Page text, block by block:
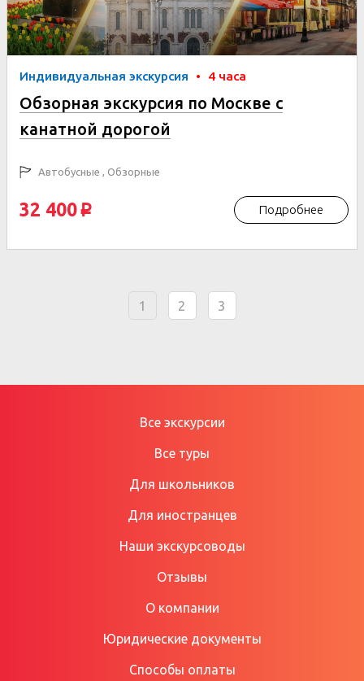
Индивидуальная экскурсия • 4 часа
Обзорная экскурсия по Москве с
канатной дорогой
Автобусные , Обзорные
32 400 p Подробнее
1 2 3
Все экскурсии
Все туры
Для школьников
Для иностранцев
Наши экскурсоводы
Отзывы
О компании
Юридические документы
Способы оплаты